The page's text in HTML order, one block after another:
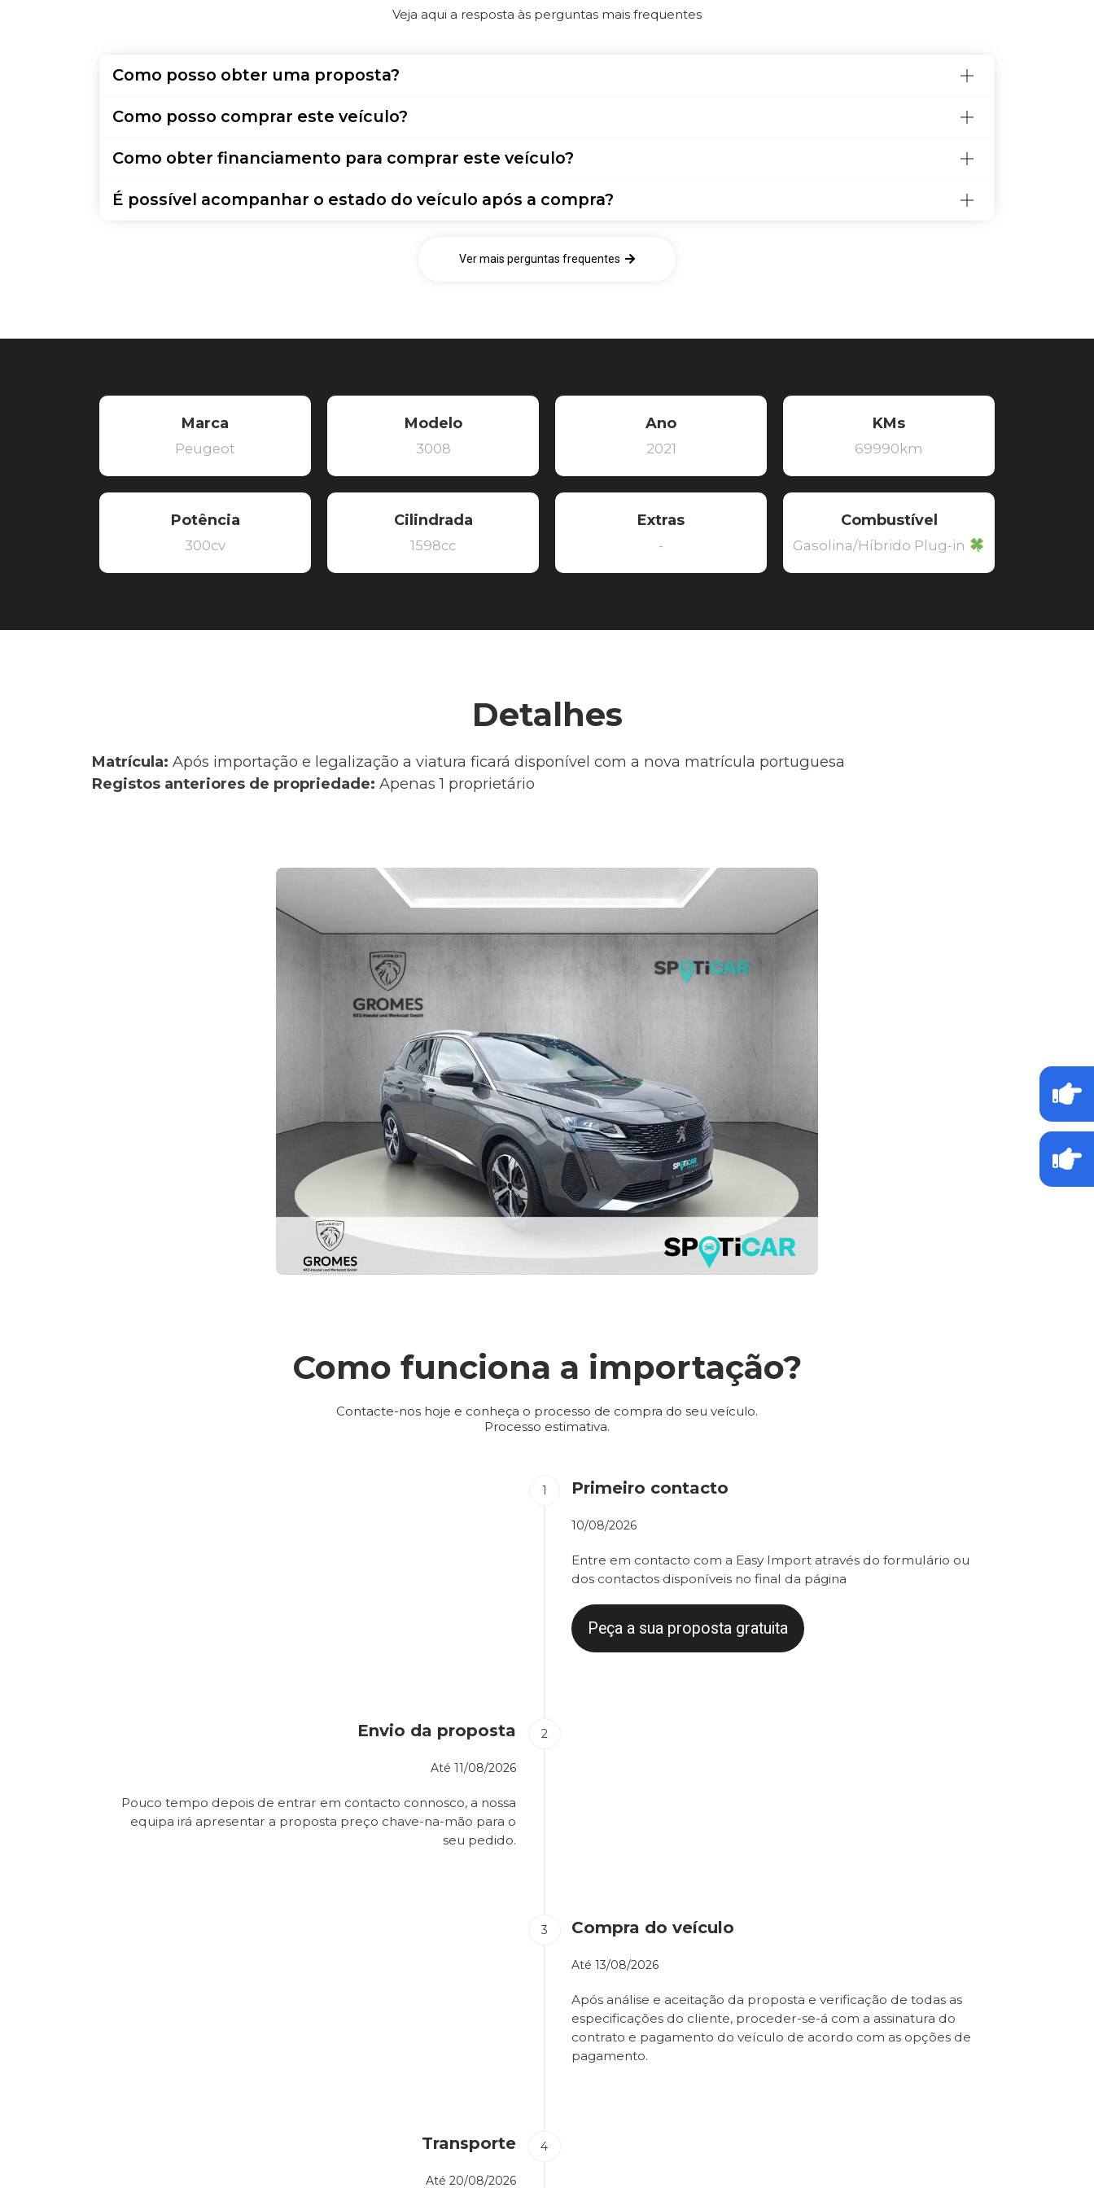
Veja aqui a resposta às perguntas mais frequentes
Como posso obter uma proposta?
Como posso comprar este veículo?
Como obter financiamento para comprar este veículo?
É possível acompanhar o estado do veículo após a compra?
Ver mais perguntas frequentes
Marca
Peugeot
Modelo
3008
Ano
2021
KMs
69990km
Potência
300cv
Cilindrada
1598cc
Extras
-
Combustível
Gasolina/Híbrido Plug-in
Detalhes
Matrícula: Após importação e legalização a viatura ficará disponível com a nova matrícula portuguesa
Registos anteriores de propriedade: Apenas 1 proprietário
Como funciona a importação?
Contacte-nos hoje e conheça o processo de compra do seu veículo.
Processo estimativa.
Primeiro contacto
10/08/2026
Entre em contacto com a Easy Import através do formulário ou
dos contactos disponíveis no final da página
Peça a sua proposta gratuita
Envio da proposta
Até 11/08/2026
Pouco tempo depois de entrar em contacto connosco, a nossa
equipa irá apresentar a proposta preço chave-na-mão para o
seu pedido.
Compra do veículo
Até 13/08/2026
Após análise e aceitação da proposta e verificação de todas as
especificações do cliente, proceder-se-á com a assinatura do
contrato e pagamento do veículo de acordo com as opções de
pagamento.
Transporte
Até 20/08/2026